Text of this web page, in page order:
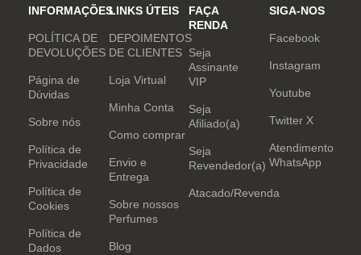
e determinação.
INFORMAÇÕES
POLÍTICA DE
DEVOLUÇÕES
Página de
Dúvidas
Sobre nós
Política de
Privacidade
Política de
Cookies
Política de
Dados
LINKS ÚTEIS
DEPOIMENTOS
DE CLIENTES
Loja Virtual
Minha Conta
Como comprar
Envio e
Entrega
Sobre nossos
Perfumes
Blog
FAÇA
RENDA
Seja
Assinante
VIP
Seja
Afiliado(a)
Seja
Revendedor(a)
Atacado/Revenda
SIGA-NOS
Facebook
Instagram
Youtube
Twitter X
Atendimento
WhatsApp